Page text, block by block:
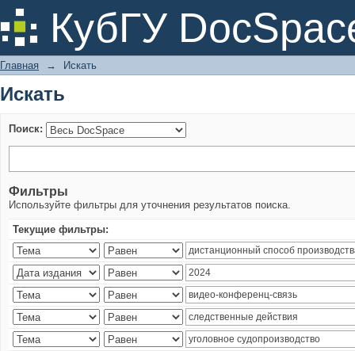
КубГУ
Искать
Главная → Искать
Искать
Поиск:
Фильтры
Используйте фильтры для уточнения результатов поиска.
Текущие фильтры: